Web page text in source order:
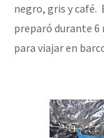
negro, gris y café.
preparó durante 6
para viajar en